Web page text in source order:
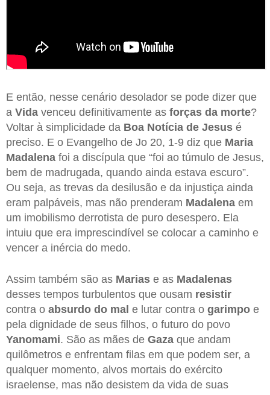
E então, nesse cenário desolador se pode dizer que
a Vida venceu definitivamente as forças da morte?
Voltar à simplicidade da Boa Notícia de Jesus é
preciso. E o Evangelho de Jo 20, 1-9 diz que Maria
Madalena foi a discípula que “foi ao túmulo de Jesus,
bem de madrugada, quando ainda estava escuro”.
Ou seja, as trevas da desilusão e da injustiça ainda
eram palpáveis, mas não prenderam Madalena em
um imobilismo derrotista de puro desespero. Ela
intuiu que era imprescindível se colocar a caminho e
vencer a inércia do medo.
Assim também são as Marias e as Madalenas
desses tempos turbulentos que ousam resistir
contra o absurdo do mal e lutar contra o garimpo e
pela dignidade de seus filhos, o futuro do povo
Yanomami. São as mães de Gaza que andam
quilômetros e enfrentam filas em que podem ser, a
qualquer momento, alvos mortais do exército
israelense, mas não desistem da vida de suas